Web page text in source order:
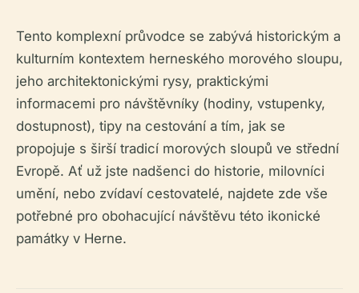
Tento komplexní průvodce se zabývá historickým a
kulturním kontextem herneského morového sloupu,
jeho architektonickými rysy, praktickými
informacemi pro návštěvníky (hodiny, vstupenky,
dostupnost), tipy na cestování a tím, jak se
propojuje s širší tradicí morových sloupů ve střední
Evropě. Ať už jste nadšenci do historie, milovníci
umění, nebo zvídaví cestovatelé, najdete zde vše
potřebné pro obohacující návštěvu této ikonické
památky v Herne.